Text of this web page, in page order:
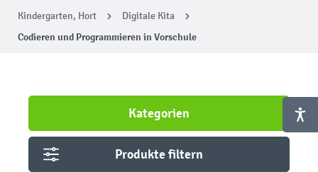
Kindergarten, Hort Digitale Kita
Codieren und Programmieren in Vorschule
Kategorien
Produkte filtern